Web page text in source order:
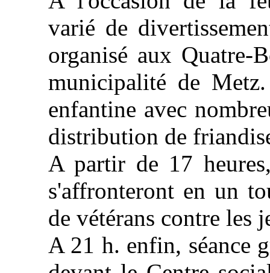
varié de
organisé aux Quatre-
municipalité de
enfantine avec
distribution de
A partir de 17
s'affronteront en un
de vétérans contre les
A 21 h. enfin, séance